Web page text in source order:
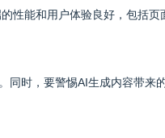
能和用户体验良好，包括页
同时，要警惕AI生成内容带来